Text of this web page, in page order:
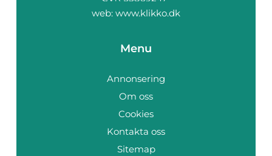
web: www.klikko.dk
Menu
Annonsering
Om oss
Cookies
Kontakta oss
Sitemap